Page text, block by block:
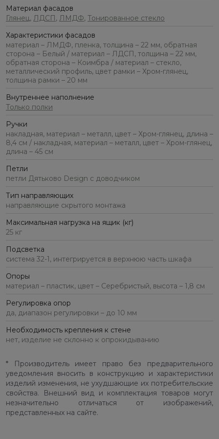
Материал фасадов
Глянец, ЛДСП , ЛМДФ, Тонированное стекло
Характеристики фасадов
материал – ЛМДФ, пленка, толщина – 22 мм, обратная
сторона – Белый / материал – ЛДСП, толщина – 22 мм,
обратная сторона – Коимбра / материал – стекло,
металлический профиль, цвет рамки – Хром-глянец,
толщина рамки – 20 мм
Внутреннее наполнение
Только полки
Ручки
накладная, материал – металл, цвет – Хром-глянец, длина –
8,4 см / накладная, материал – металл, цвет – Хром-глянец,
длина – 45 см
Петли
петли Дятьково Design с доводчиком
Тип направляющих
направляющие скрытого монтажа
Максимальная нагрузка на ящик (кг)
25 кг
Подсветка
система 32-1, интегрируется в верхнюю часть шкафа
Опоры
материал – пластик, цвет – Серебристый, высота – 1,8 см
Регулировка опор
да, диапазон регулировки – до 10 мм
Необходимость крепления к стене
нет, изделие не склонно к опрокидыванию
* Производитель имеет право без предварительного
уведомления вносить в конструкцию и характеристики
изделий изменения, не ухудшающие их потребительские
свойства. Внешний вид и комплектация товаров могут
незначительно отличаться от изображений,
представленных на сайте.